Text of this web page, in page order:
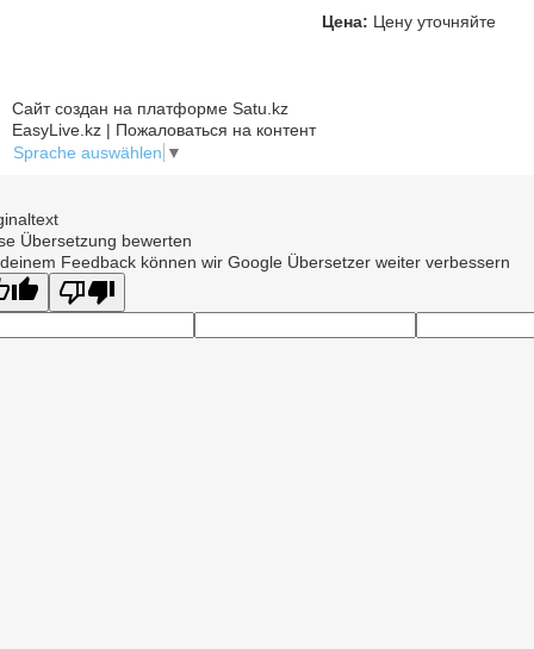
Цена: Цену уточняйте
Сайт создан на платформе Satu.kz
EasyLive.kz | Пожаловаться на контент
Sprache auswählen ▼
Übersetzung bewerten
Feedback können wir Google Übersetzer weiter verbessern